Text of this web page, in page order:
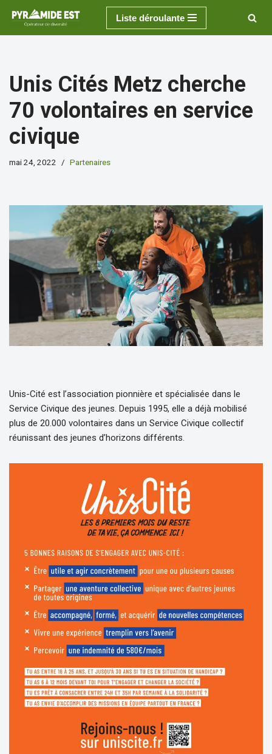
Aller
Liste déroulante
Unis Cités Metz cherche
70 volontaires en service
civique
mai 24, 2022 Partenaires
Unis-Cité est l’association pionnière et spécialisée dans le
Service Civique des jeunes. Depuis 1995, elle a déjà mobilisé
plus de 20.000 volontaires dans un Service Civique collectif
réunissant des jeunes d’horizons différents.